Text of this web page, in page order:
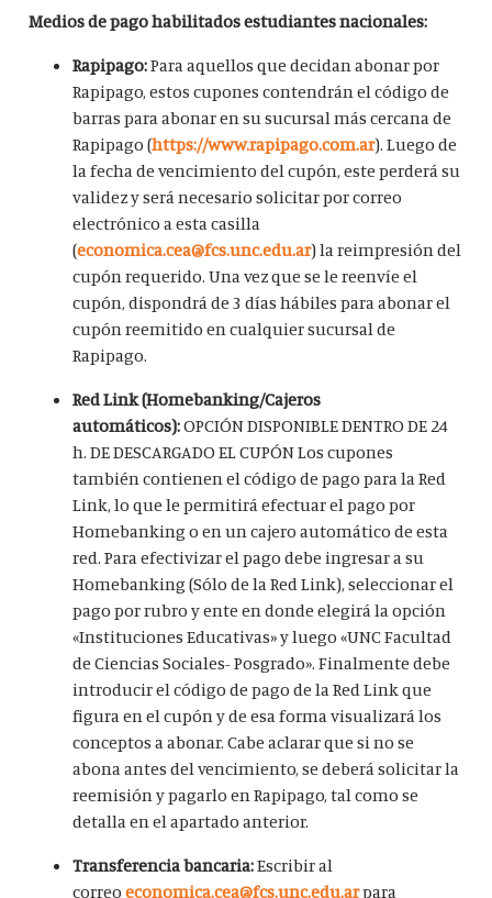
Medios de pago habilitados estudiantes nacionales:
Rapipago:Para aquellos que decidan abonar por
Rapipago, estos cupones contendrán el código de
barras para abonar en su sucursal más cercana de
Rapipago (https://www.rapipago.com.ar). Luego de
la fecha de vencimiento del cupón, este perderá su
validez y será necesario solicitar por correo
electrónico a esta casilla
(economica.cea@fcs.unc.edu.ar) la reimpresión del
cupón requerido. Una vez que se le reenvíe el
cupón, dispondrá de 3 días hábiles para abonar el
cupón reemitido en cualquier sucursal de
Rapipago.
Red Link (Homebanking/Cajeros
automáticos):OPCIÓN DISPONIBLE DENTRO DE 24
h. DE DESCARGADO EL CUPÓN Los cupones
también contienen el código de pago para la Red
Link, lo que le permitirá efectuar el pago por
Homebanking o en un cajero automático de esta
red. Para efectivizar el pago debe ingresar a su
Homebanking (Sólo de la Red Link), seleccionar el
pago por rubro y ente en donde elegirá la opción
«Instituciones Educativas» y luego «UNC Facultad
de Ciencias Sociales- Posgrado». Finalmente debe
introducir el código de pago de la Red Link que
figura en el cupón y de esa forma visualizará los
conceptos a abonar. Cabe aclarar que si no se
abona antes del vencimiento, se deberá solicitar la
reemisión y pagarlo en Rapipago, tal como se
detalla en el apartado anterior.
Transferencia bancaria:Escribir al
correoeconomica.cea@fcs.unc.edu.arpara